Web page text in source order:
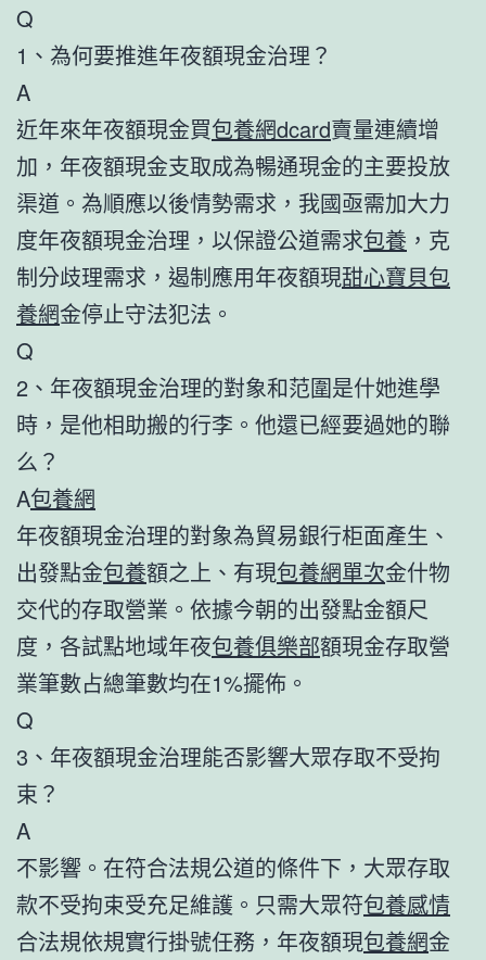
Q
1、為何要推進年夜額現金治理？
A
近年來年夜額現金買包養網dcard賣量連續增
加，年夜額現金支取成為暢通現金的主要投放
渠道。為順應以後情勢需求，我國亟需加大力
度年夜額現金治理，以保證公道需求包養 ，克
制分歧理需求，遏制應用年夜額現甜心寶貝包
養網金停止守法犯法。
Q
2、年夜額現金治理的對象和范圍是什她進學
時，是他相助搬的行李。他還已經要過她的聯
么？
A包養網
年夜額現金治理的對象為貿易銀行柜面產生、
出發點金包養額之上、有現包養網單次金什物
交代的存取營業。依據今朝的出發點金額尺
度，各試點地域年夜包養俱樂部額現金存取營
業筆數占總筆數均在1%擺佈。
Q
3、年夜額現金治理能否影響大眾存取不受拘
束？
A
不影響。在符合法規公道的條件下，大眾存取
款不受拘束受充足維護。只需大眾符包養感情
合法規依規實行掛號任務，年夜額現包養網金